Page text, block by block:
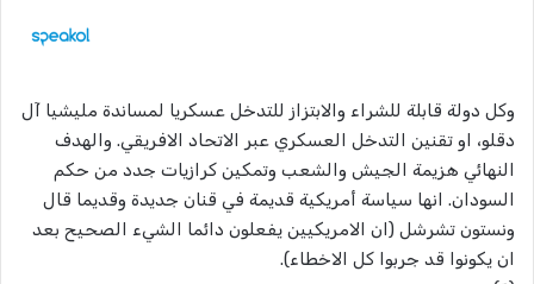
وكل دولة قابلة للشراء والابتزاز للتدخل عسكريا لمساندة مليشيا آل
دقلو، او تقنين التدخل العسكري عبر الاتحاد الافريقي. والهدف
النهائي هزيمة الجيش والشعب وتمكين كرازيات جدد من حكم
السودان. انها سياسة أمريكية قديمة في قنان جديدة وقديما قال
ونستون تشرشل (ان الامريكيين يفعلون دائما الشيء الصحيح بعد
ان يكونوا قد جربوا كل الاخطاء).